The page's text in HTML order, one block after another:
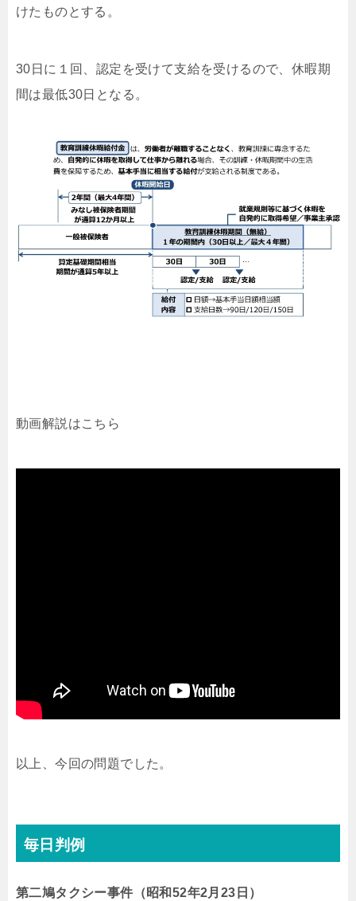
けたものとする。
30日に１回、認定を受けて支給を受けるので、休暇期
間は最低30日となる。
動画解説はこちら
以上、今回の問題でした。
毎日判例
第二鳩タクシー事件（昭和52年2月23日）